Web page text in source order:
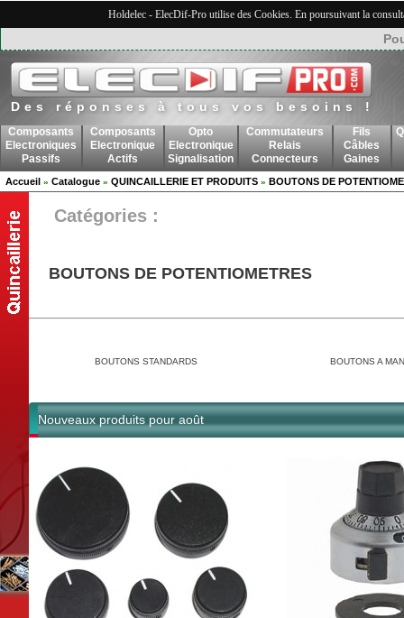
Holdelec - ElecDif-Pro utilise des Cookies. En poursuivant la
Des réponses à tous vos besoins !
Composants
Electroniques
Passifs
Composants
Electronique
Actifs
Opto
Electronique
Signalisation
Commutateurs
Relais
Connecteurs
Fils
Câbles
Gaines
Accueil » Catalogue » QUINCAILLERIE ET PRODUITS » BOUTONS DE
Catégories :
BOUTONS DE POTENTIOMETRES
BOUTONS STANDARDS BOUTONS A
Nouveaux produits pour août